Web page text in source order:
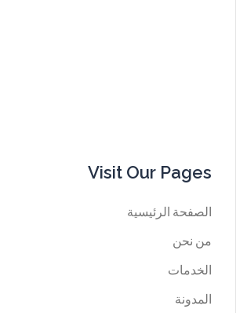
Visit Our Pages
الصفحة الرئيسية
من نحن
الخدمات
المدونة